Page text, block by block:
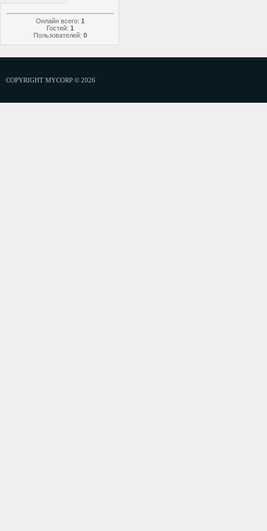
Онлайн всего: 1
Гостей: 1
Пользователей: 0
COPYRIGHT MYCORP © 2026